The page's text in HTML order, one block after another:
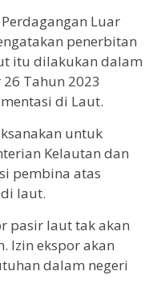
Luar
penerbitan
itu dilakukan dalam
Tahun 2023
di Laut.
untuk
Kelautan dan
pembina atas
laut.
pasir laut tak akan
Izin ekspor akan
dalam negeri